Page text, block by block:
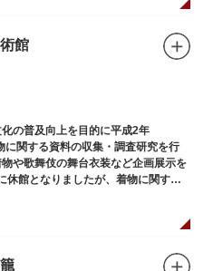
サウナなど気分によって様々なお風
えた生ビールやレモンサワーで乾杯
ソフトクリームを食べるのもよし、
な空間となっています。オリジナル
の際にはぜひ覗いてみてください
館
の普及向上を目的に平成2年
に関する資料の収集・調査研究を行
や歌舞伎の舞台衣装など企画展示を
館となりましたが、着物に関する
ます。